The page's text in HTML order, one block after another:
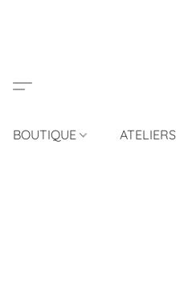
BOUTIQUE